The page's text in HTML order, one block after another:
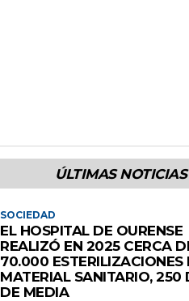
ÚLTIMAS NOTICIAS
SOCIEDAD
EL HOSPITAL DE OURENSE
REALIZÓ EN 2025 CERCA
70.000 ESTERILIZACIONES
MATERIAL SANITARIO, 250
DE MEDIA